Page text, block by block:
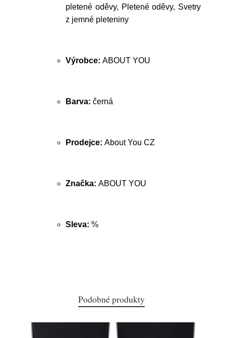
pletené oděvy, Pletené oděvy, Svetry
z jemné pleteniny
Výrobce: ABOUT YOU
Barva: černá
Prodejce: About You CZ
Značka: ABOUT YOU
Sleva: %
Podobné produkty